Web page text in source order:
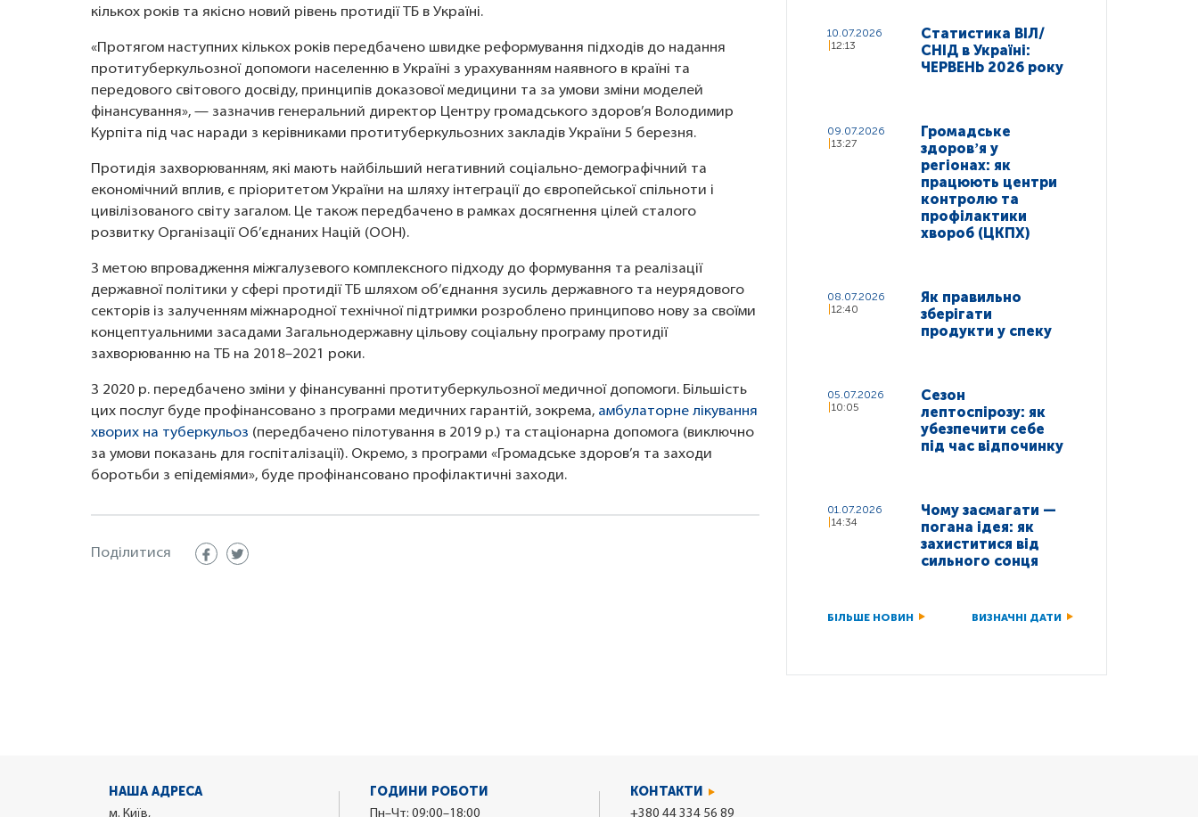
кількох років та якісно новий рівень протидії ТБ в Україні.
«Протягом наступних кількох років передбачено швидке реформування підходів до надання
протитуберкульозної допомоги населенню в Україні з урахуванням наявного в країні та
передового світового досвіду, принципів доказової медицини та за умови зміни моделей
фінансування», — зазначив генеральний директор Центру громадського здоров’я Володимир
Курпіта під час наради з керівниками протитуберкульозних закладів України 5 березня.
Протидія захворюванням, які мають найбільший негативний соціально-демографічний та
економічний вплив, є пріоритетом України на шляху інтеграції до європейської спільноти і
цивілізованого світу загалом. Це також передбачено в рамках досягнення цілей сталого
розвитку Організації Об’єднаних Націй (ООН).
З метою впровадження міжгалузевого комплексного підходу до формування та реалізації
державної політики у сфері протидії ТБ шляхом об’єднання зусиль державного та неурядового
секторів із залученням міжнародної технічної підтримки розроблено принципово нову за своїми
концептуальними засадами Загальнодержавну цільову соціальну програму протидії
захворюванню на ТБ на 2018–2021 роки.
З 2020 р. передбачено зміни у фінансуванні протитуберкульозної медичної допомоги. Більшість
цих послуг буде профінансовано з програми медичних гарантій, зокрема, амбулаторне лікування
хворих на туберкульоз (передбачено пілотування в 2019 р.) та стаціонарна допомога (виключно
за умови показань для госпіталізації). Окремо, з програми «Громадське здоров’я та заходи
боротьби з епідеміями», буде профінансовано профілактичні заходи.
Поділитися
10.07.2026
12:13
Статистика ВІЛ/
СНІД в Україні:
ЧЕРВЕНЬ 2026 року
09.07.2026
13:27
Громадське
здоровʼя у
регіонах: як
працюють центри
контролю та
профілактики
хвороб (ЦКПХ)
08.07.2026
12:40
Як правильно
зберігати
продукти у спеку
05.07.2026
10:05
Сезон
лептоспірозу: як
убезпечити себе
під час відпочинку
01.07.2026
14:34
Чому засмагати —
погана ідея: як
захиститися від
сильного сонця
БІЛЬШЕ НОВИН ВИЗНАЧНІ ДАТИ
НАША АДРЕСА
м. Київ,
ГОДИНИ РОБОТИ
Пн–Чт: 09:00–18:00
КОНТАКТИ
+380 44 334 56 89